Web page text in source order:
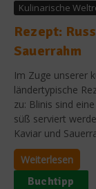
Kulinarische
Rezept:
Sauerrahm
Im Zuge unserer
ländertypische
zu: Blinis sind
süß serviert
Kaviar und
Weiterlesen
Buchtipp